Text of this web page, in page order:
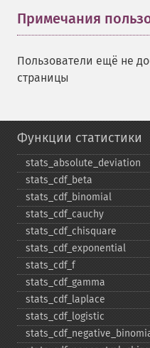
Примечания
Пользователи ещё не
страницы
Функции статистики
stats_​absolute_​deviation
stats_​cdf_​beta
stats_​cdf_​binomial
stats_​cdf_​cauchy
stats_​cdf_​chisquare
stats_​cdf_​exponential
stats_​cdf_​f
stats_​cdf_​gamma
stats_​cdf_​laplace
stats_​cdf_​logistic